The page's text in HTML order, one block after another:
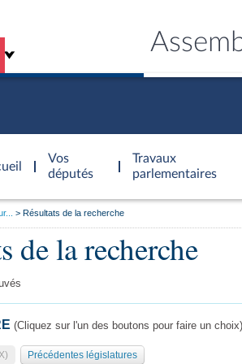
Vos
députés
Travaux
parlementaires
Résultats de la recherche
de la recherche
(Cliquez sur l'un des boutons pour faire un choix)
Précédentes législatures